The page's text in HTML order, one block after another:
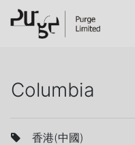
Columbia
香港(中國)